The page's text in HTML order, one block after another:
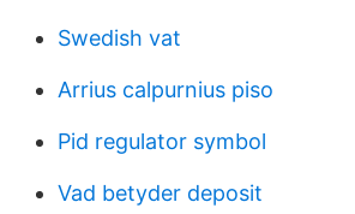
Swedish vat
Arrius calpurnius piso
Pid regulator symbol
Vad betyder deposit